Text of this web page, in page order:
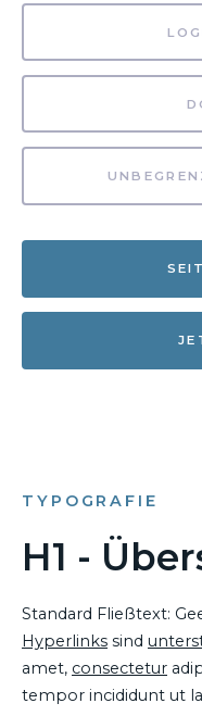
TYPOGRAFIE
H1 -
Standard Fließtext:
Hyperlinks sind
amet, consectetur
tempor incididunt ut